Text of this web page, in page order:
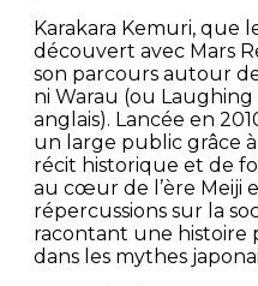
Karakara Kemuri, que
découvert avec Mars
son parcours autour
ni Warau (ou
anglais). Lancée en
un large public grâce
récit historique et de
au cœur de l’ère Meiji
répercussions sur la
racontant une histoire
dans les mythes